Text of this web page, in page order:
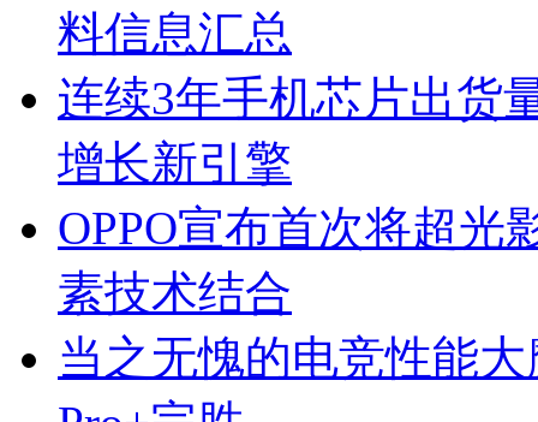
料信息汇总
连续3年手机芯片出货
增长新引擎
OPPO宣布首次将超光
素技术结合
当之无愧的电竞性能